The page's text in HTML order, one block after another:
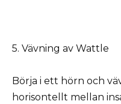
5. Vävning av Wattle
Börja i ett hörn och
horisontellt mellan